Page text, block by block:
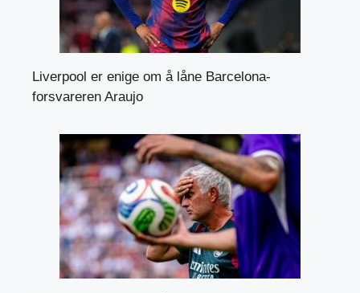
Liverpool er enige om å låne Barcelona-
forsvareren Araujo